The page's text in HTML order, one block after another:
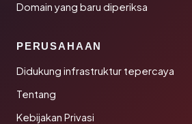
Domain yang baru diperiksa
PERUSAHAAN
Didukung infrastruktur tepercaya
Tentang
Kebijakan Privasi